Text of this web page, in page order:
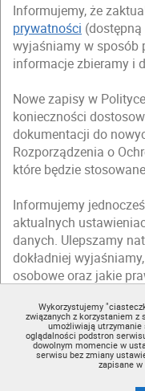
Wykorzystujemy
związanych z korzystaniem z
umożliwiają
oglądalności podstron
dowolnym momencie w
serwisu bez zmiany
zapisane
Informujemy, że
prywatności
wyjaśniamy w sposób
informacje zbieramy i
Nowe zapisy w
konieczności
dokumentacji do
Rozporządzenia o
które będzie
Informujemy
aktualnych
danych. Ulepszamy
dokładniej
osobowe oraz jakie
Zapraszamy Cię do
prywatności(dostępną